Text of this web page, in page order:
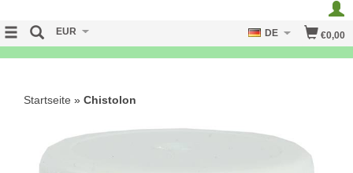
€0,00
EUR DE
Startseite » Chistolon